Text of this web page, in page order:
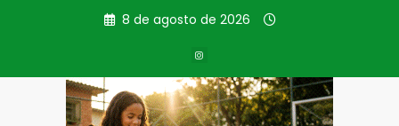
8 de agosto de 2026